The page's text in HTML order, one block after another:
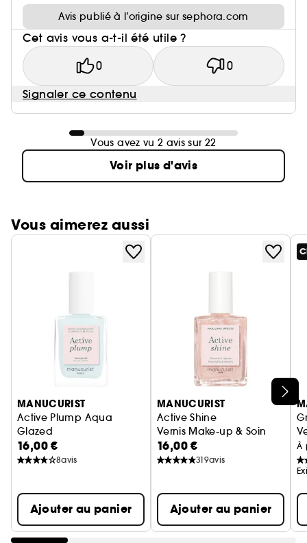
Avis publié à l’origine sur sephora.com
Cet avis vous a-t-il été utile ?
0 0
Signaler ce contenu
Vous avez vu 2 avis sur 22
Voir plus d'avis
Vous aimerez aussi
MANUCURIST
Active Plump Aqua
Glazed
Vernis soin repulpant aux reflets bleu holographique
16,00 €
8avis
Ajouter au panier
MANUCURIST
Active Shine
Vernis Make-up & Soin
16,00 €
319avis
Ajouter au panier
À